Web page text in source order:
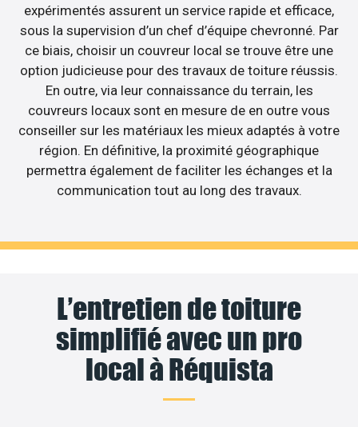
expérimentés assurent un service rapide et efficace,
sous la supervision d’un chef d’équipe chevronné. Par
ce biais, choisir un couvreur local se trouve être une
option judicieuse pour des travaux de toiture réussis.
En outre, via leur connaissance du terrain, les
couvreurs locaux sont en mesure de en outre vous
conseiller sur les matériaux les mieux adaptés à votre
région. En définitive, la proximité géographique
permettra également de faciliter les échanges et la
communication tout au long des travaux.
L’entretien de toiture
simplifié avec un pro
local à Réquista